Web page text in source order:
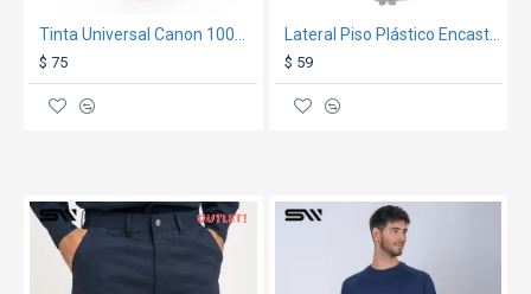
$ 75
Lateral Piso Plástico Encastrable Gris
$ 59
TEXTTRANSPARENTE OUT TEXTTRANSPARENTE